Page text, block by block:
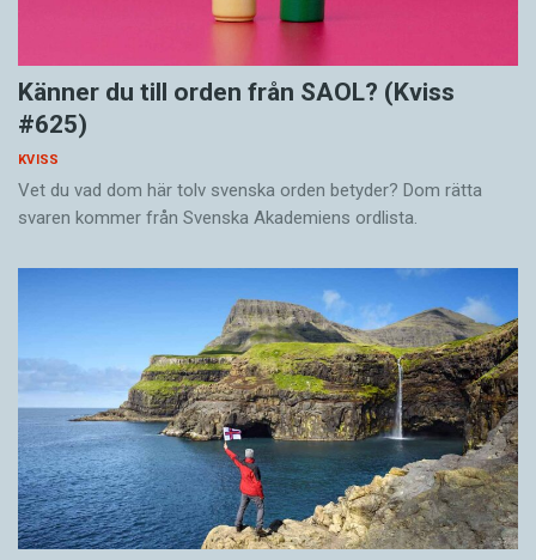
Känner du till orden från SAOL? (Kviss
#625)
KVISS
Vet du vad dom här tolv svenska orden betyder? Dom rätta
svaren kommer från Svenska Akademiens ordlista.